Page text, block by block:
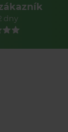
dny